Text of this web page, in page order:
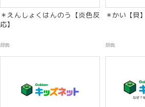
＊えんしょくはんのう【炎色反
応】
辞典
＊かい【貝】
辞典